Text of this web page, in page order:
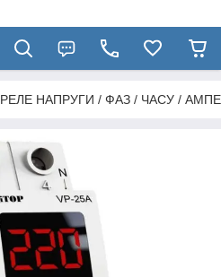
РЕЛЕ НАПРУГИ / ФАЗ / ЧАСУ /